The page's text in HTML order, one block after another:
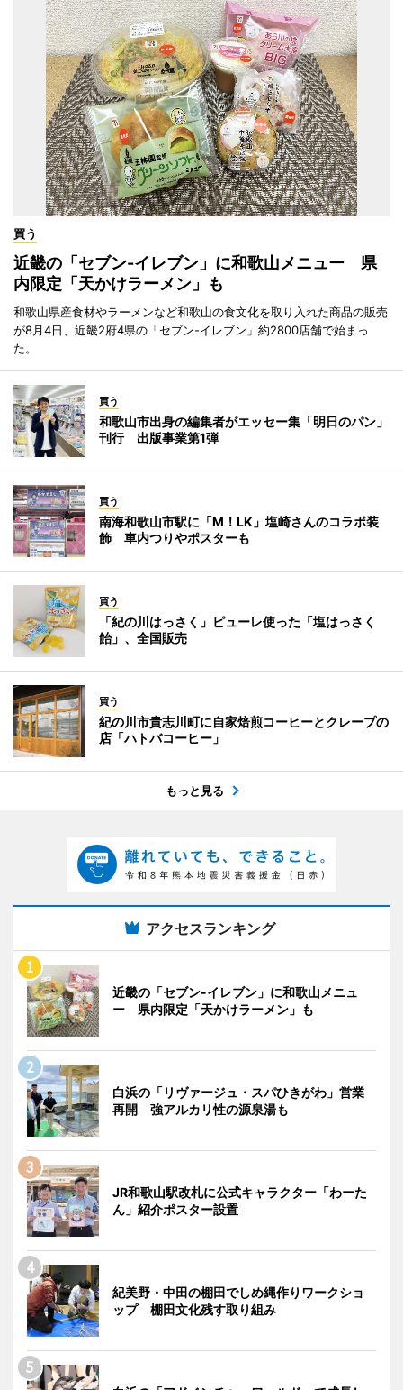
買う
近畿の「セブン-イレブン」に和歌山メニュー 県
内限定「天かけラーメン」も
和歌山県産食材やラーメンなど和歌山の食文化を取り入れた商品の販売
が8月4日、近畿2府4県の「セブン-イレブン」約2800店舗で始まっ
た。
買う
和歌山市出身の編集者がエッセー集「明日のパン」
刊行 出版事業第1弾
買う
南海和歌山市駅に「M！LK」塩崎さんのコラボ装
飾 車内つりやポスターも
買う
「紀の川はっさく」ピューレ使った「塩はっさく
飴」、全国販売
買う
紀の川市貴志川町に自家焙煎コーヒーとクレープの
店「ハトバコーヒー」
もっと見る
アクセスランキング
近畿の「セブン-イレブン」に和歌山メニュ
ー 県内限定「天かけラーメン」も
白浜の「リヴァージュ・スパひきがわ」営業
再開 強アルカリ性の源泉湯も
JR和歌山駅改札に公式キャラクター「わーた
ん」紹介ポスター設置
紀美野・中田の棚田でしめ縄作りワークショ
ップ 棚田文化残す取り組み